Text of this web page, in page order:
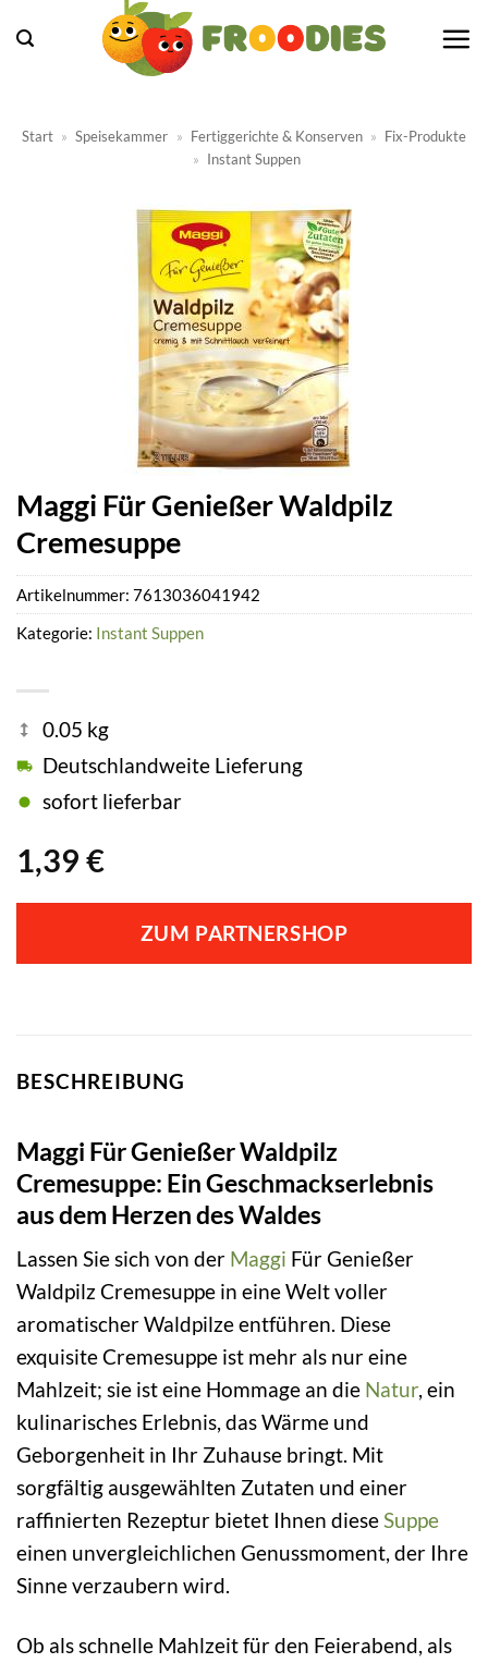
Inhalt
Start » Speisekammer » Fertiggerichte & Konserven » Fix-Produkte
» Instant Suppen
Maggi Für Genießer Waldpilz
Cremesuppe
1,39 €
0.05 kg
Deutschlandweite Lieferung
sofort lieferbar
ZUM PARTNERSHOP
Artikelnummer: 7613036041942
Kategorie: Instant Suppen
BESCHREIBUNG
Maggi Für Genießer Waldpilz
Cremesuppe: Ein Geschmackserlebnis
aus dem Herzen des Waldes
Lassen Sie sich von der Maggi Für Genießer
Waldpilz Cremesuppe in eine Welt voller
aromatischer Waldpilze entführen. Diese
exquisite Cremesuppe ist mehr als nur eine
Mahlzeit; sie ist eine Hommage an die Natur, ein
kulinarisches Erlebnis, das Wärme und
Geborgenheit in Ihr Zuhause bringt. Mit
sorgfältig ausgewählten Zutaten und einer
raffinierten Rezeptur bietet Ihnen dieseSuppe
einen unvergleichlichen Genussmoment, der Ihre
Sinne verzaubern wird.
Ob als schnelle Mahlzeit für den Feierabend, als